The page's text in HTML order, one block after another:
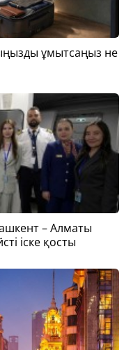
ұмытсаңыз не
– Алматы
іске қосты